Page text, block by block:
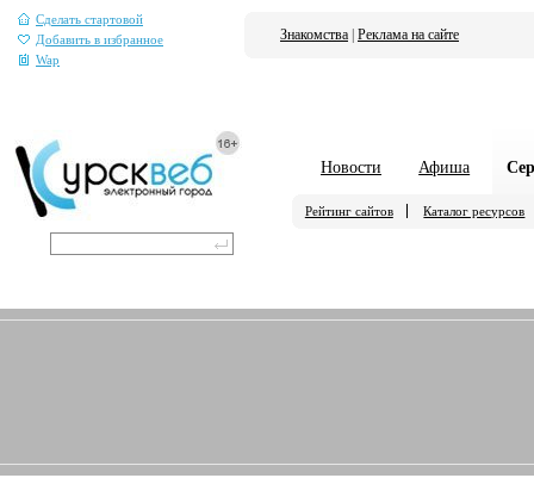
Сделать стартовой
Добавить в избранное
Wap
Знакомства Реклама на сайте
Новости Афиша
Рейтинг сайтов Каталог ресурсов